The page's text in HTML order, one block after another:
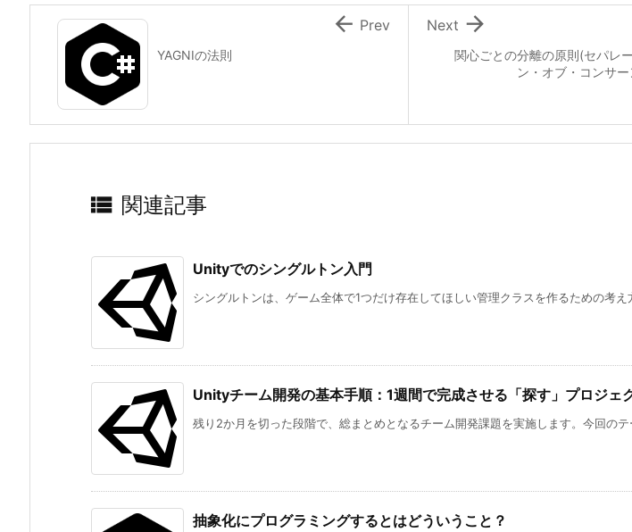
関心ごとの分離の原則(セパレ
ン・オブ・コンサ

Next
YAGNIの法則
 Prev
 関連記事
Unityでのシングルトン入門
シングルトンは、ゲーム全体で1つだけ存在してほしい管理クラスを作るための考え
Unityチーム開発の基本手順：1週間で完成させる「探す」プロジェ
残り2か月を切った段階で、総まとめとなるチーム開発課題を実施します。今回の
抽象化にプログラミングするとはどういうこと？